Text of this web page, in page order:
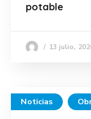
potable
13 julio,
Noticias